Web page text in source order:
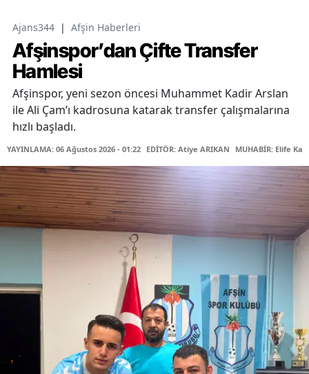
Ajans344 | Afşin Haberleri
Afşinspor’dan Çifte Transfer
Hamlesi
Afşinspor, yeni sezon öncesi Muhammet Kadir Arslan
ile Ali Çam’ı kadrosuna katarak transfer çalışmalarına
hızlı başladı.
YAYINLAMA: 06 Ağustos 2026 - 01:22 EDİTÖR: Atiye ARIKAN MUHABİR: Elife